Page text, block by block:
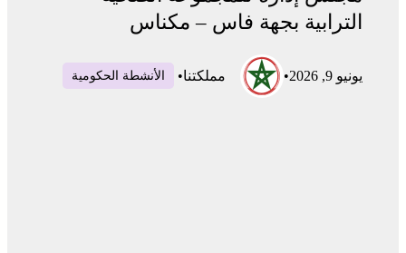
الترابية بجهة فاس – مكناس
يونيو 9, 2026 • مملكتنا• الأنشطة الحكومية